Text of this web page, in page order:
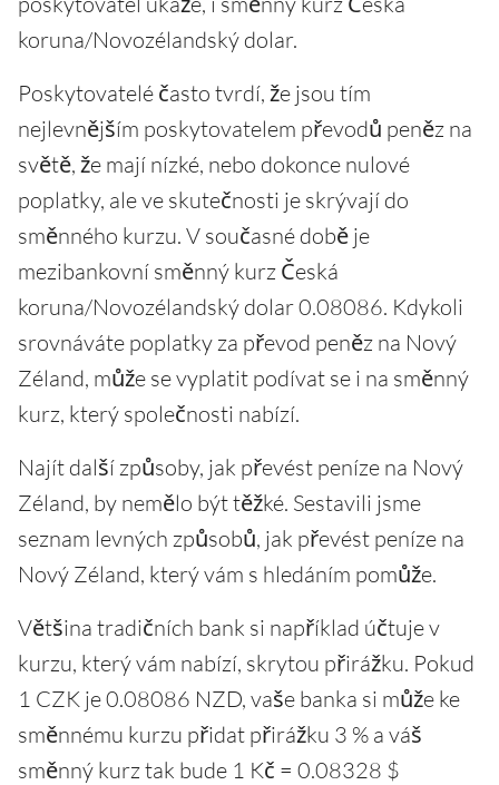
koruna/Novozélandský dolar.
Poskytovatelé často tvrdí, že jsou tím
nejlevnějším poskytovatelem převodů peněz na
světě, že mají nízké, nebo dokonce nulové
poplatky, ale ve skutečnosti je skrývají do
směnného kurzu. V současné době je
mezibankovní směnný kurz Česká
koruna/Novozélandský dolar 0.08086. Kdykoli
srovnáváte poplatky za převod peněz na Nový
Zéland, může se vyplatit podívat se i na směnný
kurz, který společnosti nabízí.
Najít další způsoby, jak převést peníze na Nový
Zéland, by nemělo být těžké. Sestavili jsme
seznam levných způsobů, jak převést peníze na
Nový Zéland, který vám s hledáním pomůže.
Většina tradičních bank si například účtuje v
kurzu, který vám nabízí, skrytou přirážku. Pokud
1 CZK je 0.08086 NZD, vaše banka si může ke
směnnému kurzu přidat přirážku 3 % a váš
směnný kurz tak bude 1 Kč = 0.08328 $